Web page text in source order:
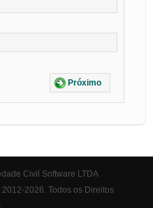
Próximo
Civil Software LTDA
2026. Todos os Direitos